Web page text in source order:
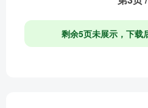
剩余5页未展示，下载